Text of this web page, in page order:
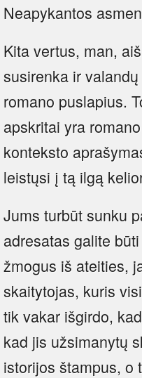
Neapykantos
Kita vertus, man,
susirenka ir
romano puslapius.
apskritai yra
konteksto
leistųsi į tą ilgą
Jums turbūt sunku
adresatas galite
žmogus iš ateities,
skaitytojas, kuris
tik vakar išgirdo,
kad jis užsimanytų
istorijos štampus, o